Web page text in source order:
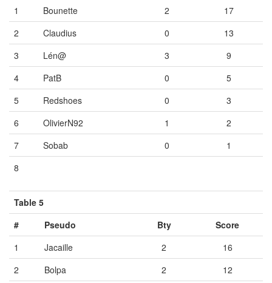
1
Bounette 2
17
2
Claudius 0
13
3
Lén@ 3
9
4
PatB 0
5
5
Redshoes 0
3
6
OlivierN92 1
2
7
Sobab 0
1
8
Table 5
#
Pseudo Bty
Score
1
Jacaille 2
16
2
Bolpa 2
12